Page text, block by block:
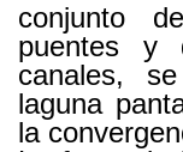
conjunto
puentes y
canales,
laguna
la